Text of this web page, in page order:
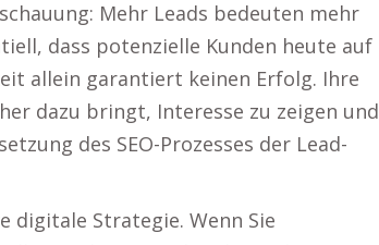
Mehr Leads bedeuten mehr
dass potenzielle Kunden heute auf
allein garantiert keinen Erfolg. Ihre
dazu bringt, Interesse zu zeigen und
des SEO-Prozesses der Lead-
digitale Strategie. Wenn Sie